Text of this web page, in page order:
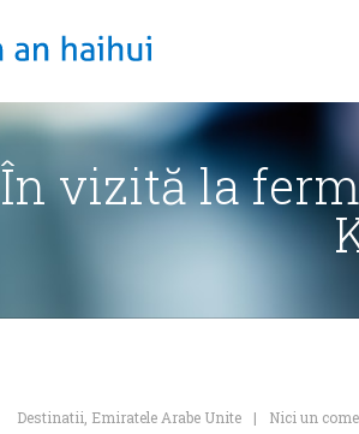
În vizită la
Destinatii Emiratele Arabe Unite Nici un